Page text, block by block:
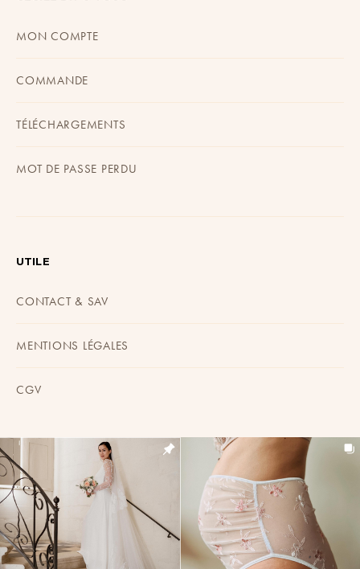
MON COMPTE
COMMANDE
TÉLÉCHARGEMENTS
MOT DE PASSE PERDU
UTILE
CONTACT & SAV
MENTIONS LÉGALES
CGV